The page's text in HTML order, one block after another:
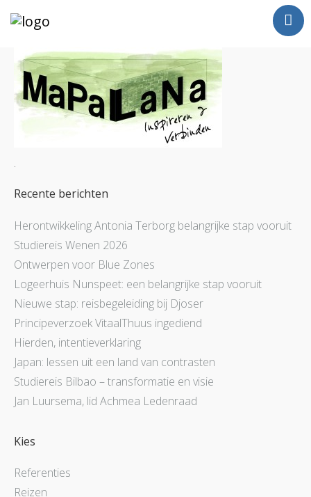
Wat doe ik?
Netwerken en Partners
Opdrachten
.
Recente berichten
Herontwikkeling Antonia Terborg belangrijke stap vooruit
Studiereis Wenen 2026
Ontwerpen voor Blue Zones
Logeerhuis Nunspeet: een belangrijke stap vooruit
Nieuwe stap: reisbegeleiding bij Djoser
Principeverzoek VitaalThuus ingediend
Hierden, intentieverklaring
Japan: lessen uit een land van contrasten
Studiereis Bilbao – transformatie en visie
Jan Luursema, lid Achmea Ledenraad
Kies
Referenties
Reizen